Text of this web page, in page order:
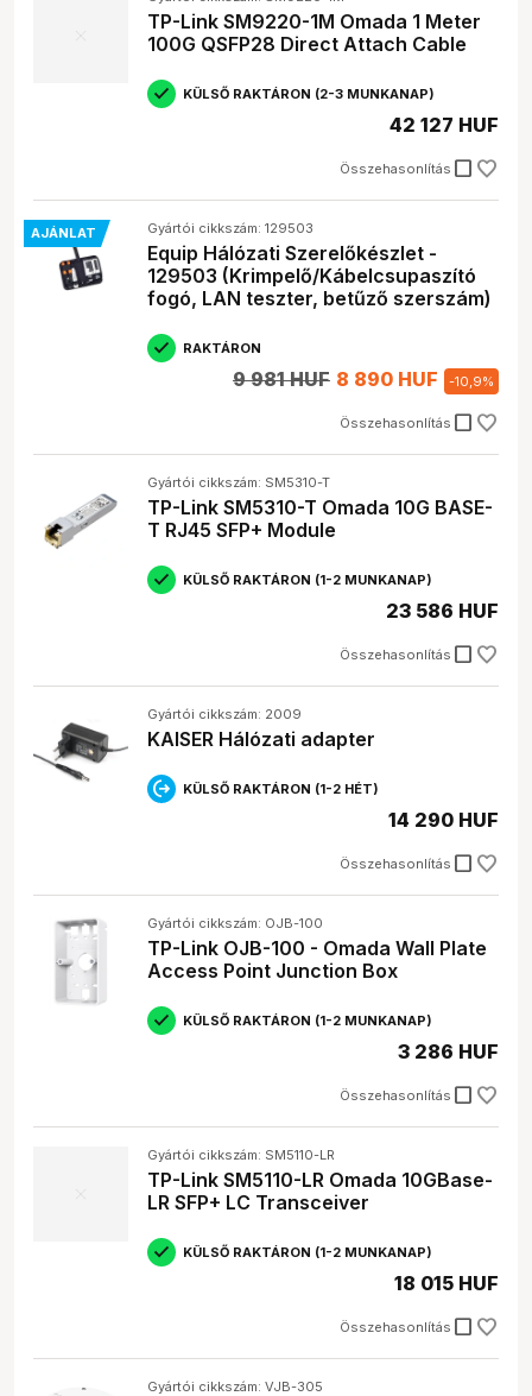
TP-Link SM9220-1M Omada 1 Meter
100G QSFP28 Direct Attach Cable
KÜLSŐ RAKTÁRON (2-3 MUNKANAP)
Összehasonlítás check_box_outline_blank
42 127 HUF
AJÁNLAT Gyártói cikkszám: 129503
Equip Hálózati Szerelőkészlet -
129503 (Krimpelő/Kábelcsupaszító
fogó, LAN teszter, betűző szerszám)
RAKTÁRON
Összehasonlítás check_box_outline_blank
9 981 HUF 8 890 HUF -10,9%
Gyártói cikkszám: SM5310-T
TP-Link SM5310-T Omada 10G BASE-
T RJ45 SFP+ Module
KÜLSŐ RAKTÁRON (1-2 MUNKANAP)
Összehasonlítás check_box_outline_blank
23 586 HUF
Gyártói cikkszám: 2009
KAISER Hálózati adapter
KÜLSŐ RAKTÁRON (1-2 HÉT)
Összehasonlítás check_box_outline_blank
14 290 HUF
Gyártói cikkszám: OJB-100
TP-Link OJB-100 - Omada Wall Plate
Access Point Junction Box
KÜLSŐ RAKTÁRON (1-2 MUNKANAP)
Összehasonlítás check_box_outline_blank
3 286 HUF
Gyártói cikkszám: SM5110-LR
TP-Link SM5110-LR Omada 10GBase-
LR SFP+ LC Transceiver
KÜLSŐ RAKTÁRON (1-2 MUNKANAP)
Összehasonlítás check_box_outline_blank
18 015 HUF
Gyártói cikkszám: VJB-305